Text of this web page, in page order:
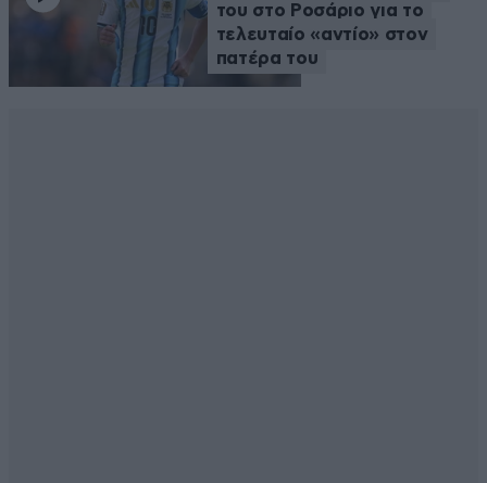
του στο Ροσάριο για το
τελευταίο «αντίο» στον
πατέρα του